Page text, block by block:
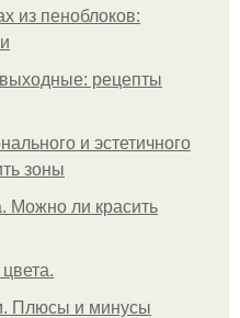
из пеноблоков:
рецепты
и эстетичного
зоны
Можно ли красить
Плюсы и минусы